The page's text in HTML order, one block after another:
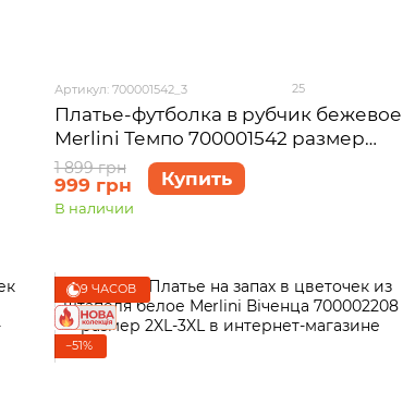
Артикул: 700001542_3 25
Платье-футболка в рубчик бежевое
Merlini Темпо 700001542 размер
2XL-3XL
1 899 грн
999 грн Купить
В наличии
9 ЧАСОВ
−51%